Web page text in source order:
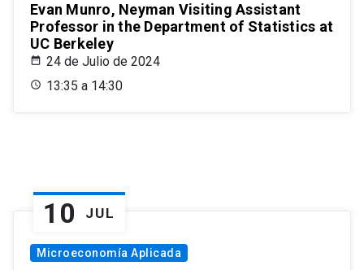
Evan Munro, Neyman Visiting Assistant
Professor in the Department of Statistics at
UC Berkeley
24 de Julio de 2024
13:35 a 14:30
10 JUL
Microeconomía Aplicada